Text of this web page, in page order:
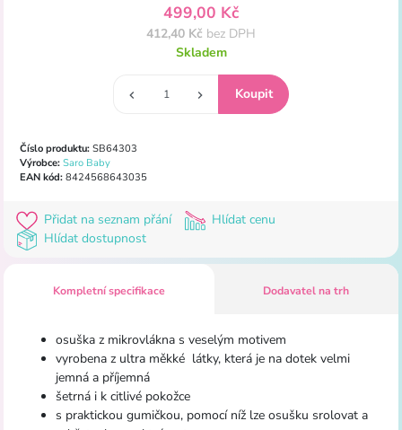
499,00 Kč
412,40 Kč bez DPH
Skladem
Číslo produktu:SB64303
Výrobce: Saro Baby
EAN kód:8424568643035
Přidat na seznam přání
Hlídat cenu
Hlídat dostupnost
Kompletní specifikace Dodavatel na trh
osuška z mikrovlákna s veselým motivem
vyrobena z ultra měkké látky, která je na dotek velmi
jemná a příjemná
šetrná i k citlivé pokožce
s praktickou gumičkou, pomocí níž lze osušku srolovat a